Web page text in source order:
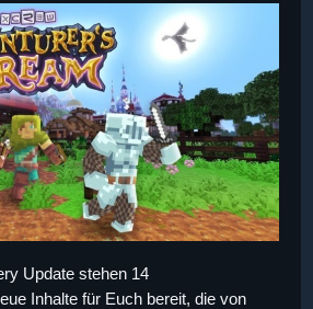
Update stehen 14
Inhalte für Euch bereit, die von